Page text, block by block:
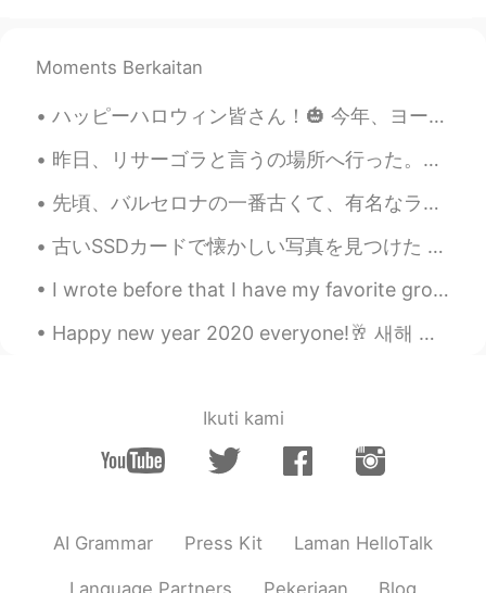
偶然 で、近くは
偶然、近くにNight Clubのエリアもあ
るけど、音楽は全然聞こえない。
bb 2020.09.22 11:03
JP EN
Moments Berkaitan
ハッピーハロウィン皆さん！🎃 今年、ヨーロッパにはパーティーがキャンセルしたけど、家で家族とお祝います！🎆 ハロウィンは昔の休日です。昔の人によると、今日は幽霊の世界と私たちの世界の間の障壁はと...
昨日、リサーゴラと言うの場所へ行った。キエフの一番強い負のパワースポットです。 多くの祭壇と魔法を実践した人々がいます😯 後で正のパワースポットと観光土産通りに行った。伝統的なウクライナ国民服が...
先頃、バルセロナの一番古くて、有名なラーメン屋へ行った。🍲🍲 このラーメン屋の前いつも行列があります。。。それで、食べたければ、多分1時間半を待っていることが必要です。でも、価値がると思います。...
古いSSDカードで懐かしい写真を見つけた 笑 10年前その日本刀は居合道や試し斬り練習のために買ったよ！😄 その時、この刀はすごく綺麗だったけど、10年の不断な練習のせいで、ちょっとぐちゃぐちゃ...
I wrote before that I have my favorite group in my FB which is called Photos from Japan. There ar...
Happy new year 2020 everyone!🥂 새해 복 많이 받으세요! 올해 행운을 빈다😉 明けましておめでとうございます皆んなさん！ 今年は色々なイベントがだった、悪い...
Ikuti kami
AI Grammar Press Kit Laman HelloTalk
Language Partners Pekerjaan Blog